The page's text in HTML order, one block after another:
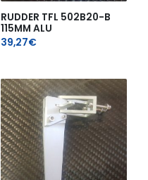
RUDDER TFL 502B20-B
115MM ALU
39,27€